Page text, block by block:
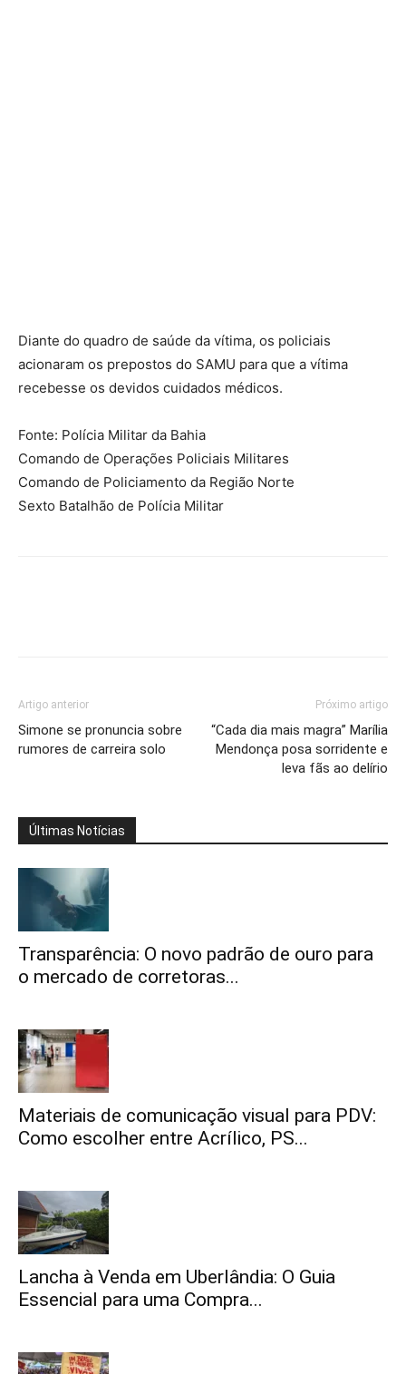
Diante do quadro de saúde da vítima, os policiais
acionaram os prepostos do SAMU para que a vítima
recebesse os devidos cuidados médicos.
Fonte: Polícia Militar da Bahia
Comando de Operações Policiais Militares
Comando de Policiamento da Região Norte
Sexto Batalhão de Polícia Militar
Artigo anterior
Simone se pronuncia sobre
rumores de carreira solo
Próximo artigo
“Cada dia mais magra” Marília
Mendonça posa sorridente e
leva fãs ao delírio
Últimas Notícias
Transparência: O novo padrão de ouro para
o mercado de corretoras...
Materiais de comunicação visual para PDV:
Como escolher entre Acrílico, PS...
Lancha à Venda em Uberlândia: O Guia
Essencial para uma Compra...